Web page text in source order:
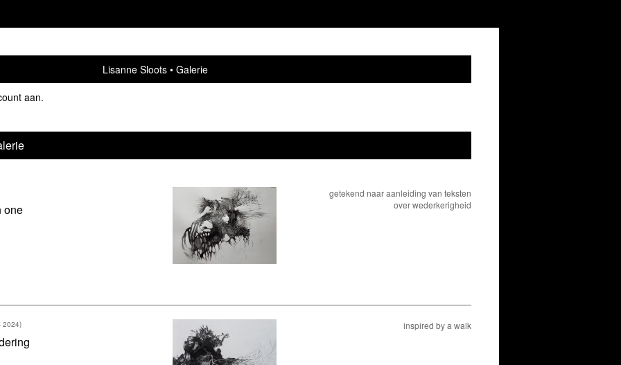
Lisanne Sloots
Galerie
aan.
one
getekend naar aanleiding van teksten
over wederkerigheid
2024) inspired by a walk